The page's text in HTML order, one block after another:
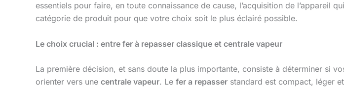
essentiels pour faire, en toute connaissance de cause, l’acquisition de l’appareil
catégorie de produit pour que votre choix soit le plus éclairé possible.
Le choix crucial : entre fer à repasser classique et centrale vapeur
La première décision, et sans doute la plus importante, consiste à déterminer si
orienter vers une centrale vapeur. Le fer a repasser standard est compact, léger